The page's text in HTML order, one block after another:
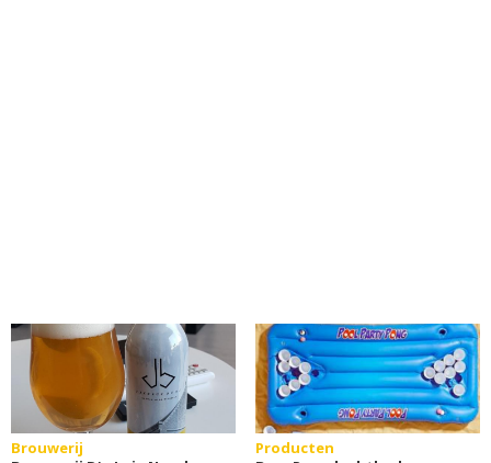
Brouwerij
Producten